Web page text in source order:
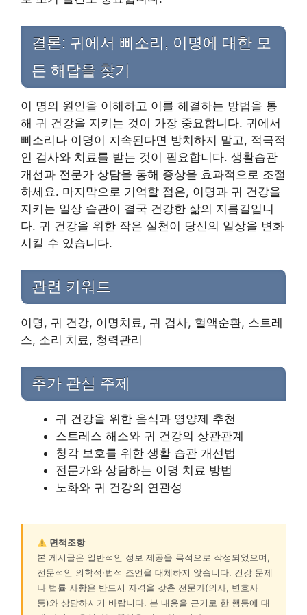
결론: 귀에서 삐소리, 이명에 대한 모
든 해답을 찾기
이 명의 원인을 이해하고 이를 해결하는 방법을 통
해 귀 건강을 지키는 것이 가장 중요합니다. 귀에서
삐소리나 이명이 지속된다면 방치하지 말고, 적극적
인 검사와 치료를 받는 것이 필요합니다. 생활습관
개선과 전문가 상담을 통해 증상을 효과적으로 조절
하세요. 마지막으로 기억할 점은, 이명과 귀 건강을
지키는 일상 습관이 결국 건강한 삶의 지름길입니
다. 귀 건강을 위한 작은 실천이 당신의 일상을 변화
시킬 수 있습니다.
관련 키워드
이명, 귀 건강, 이명치료, 귀 검사, 혈액순환, 스트레
스, 소리 치료, 청력관리
추가 관심 주제
귀 건강을 위한 음식과 영양제 추천
스트레스 해소와 귀 건강의 상관관계
청각 보호를 위한 생활 습관 개선법
전문가와 상담하는 이명 치료 방법
노화와 귀 건강의 연관성
면책조항
본 게시글은 일반적인 정보 제공을 목적으로 작성되었으며,
전문적인 의학적·법적 조언을 대체하지 않습니다. 건강 문제
나 법률 사항은 반드시 자격을 갖춘 전문가(의사, 변호사
등)와 상담하시기 바랍니다. 본 내용을 근거로 한 행동에 대